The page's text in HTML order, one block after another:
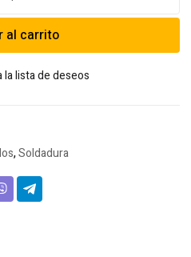
al carrito
la lista de deseos
,Soldadura